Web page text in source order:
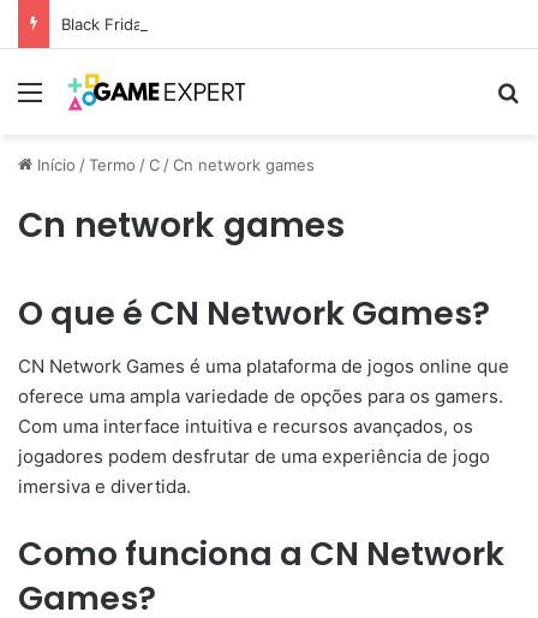
Black Friday: descontos incríveis em eletrônicos
Menu
Início /Termo /C /Cn network games
Cn network games
O que é CN Network Games?
CN Network Games é uma plataforma de jogos online que
oferece uma ampla variedade de opções para os gamers.
Com uma interface intuitiva e recursos avançados, os
jogadores podem desfrutar de uma experiência de jogo
imersiva e divertida.
Como funciona a CN Network
Games?